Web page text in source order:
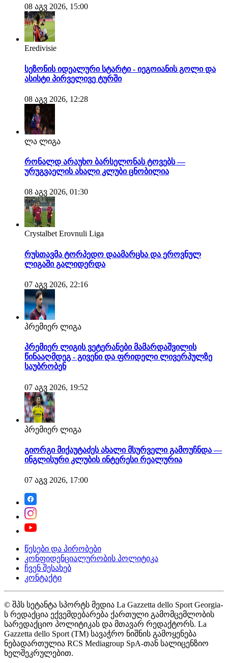
08 აგვ 2026, 15:00
Eredivisie
სეზონის იდეალური სტარტი - იეგოიანის გოლი და
ასისტი პირველივე ტურში
08 აგვ 2026, 12:28
ლა ლიგა
რონალდ არაუხო ბარსელონას ტოვებს —
ურუგვაელის ახალი კლუბი ცნობილია
08 აგვ 2026, 01:30
Crystalbet Erovnuli Liga
რუსთავმა ტორპედო დაამარცხა და ეროვნულ
ლიგაში გალიდერდა
07 აგვ 2026, 22:16
პრემიერ ლიგა
პრემიერ ლიგის ვეტერანები მამარდაშვილის
წინააღმდეგ - გივენი და ფრიდელი ლივერპულზე
საუბრობენ
07 აგვ 2026, 19:52
პრემიერ ლიგა
გიორგი მიქაუტაძეს ახალი მსურველი გამოუჩნდა —
ინგლისური კლუბის ინტერესი რეალურია
07 აგვ 2026, 17:00
წესები და პირობები
კონფიდენციალურობის პოლიტიკა
ჩვენ შესახებ
კონტაქტი
© შპს სეტანტა სპორტს მედია La Gazzetta dello Sport Georgia-
ს რედაქცია ექვემდებარება ქართული გამომცემლობის
სარედაქციო პოლიტიკას და მთავარ რედაქტორს. La
Gazzetta dello Sport (TM) სავაჭრო ნიშნის გამოყენება
ნებადართულია RCS Mediagroup SpA-თან სალიცენზიო
ხელშეკრულებით.